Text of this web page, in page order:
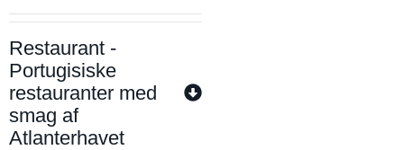
Restaurant -
Portugisiske
restauranter med
smag af
Atlanterhavet